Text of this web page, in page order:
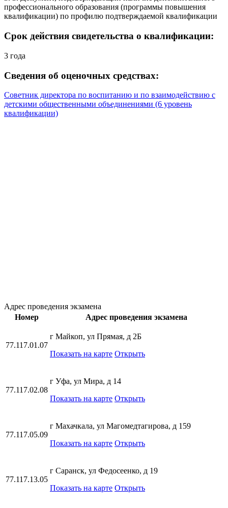
профессионального образования (программы повышения
квалификации) по профилю подтверждаемой квалификации
Срок действия свидетельства о квалификации:
3 года
Сведения об оценочных средствах:
Советник директора по воспитанию и по взаимодействию с
детскими общественными объединениями (6 уровень
квалификации)
Адрес проведения экзамена
Номер
Адрес проведения экзамена
77.117.01.07
г Майкоп, ул Прямая, д 2Б
Показать на карте Открыть
77.117.02.08
г Уфа, ул Мира, д 14
Показать на карте Открыть
77.117.05.09
г Махачкала, ул Магомедтагирова, д 159
Показать на карте Открыть
77.117.13.05
г Саранск, ул Федосеенко, д 19
Показать на карте Открыть